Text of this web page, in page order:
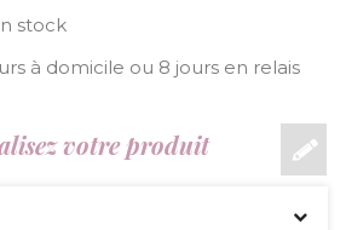
stock
à domicile ou 8 jours en relais
votre produit